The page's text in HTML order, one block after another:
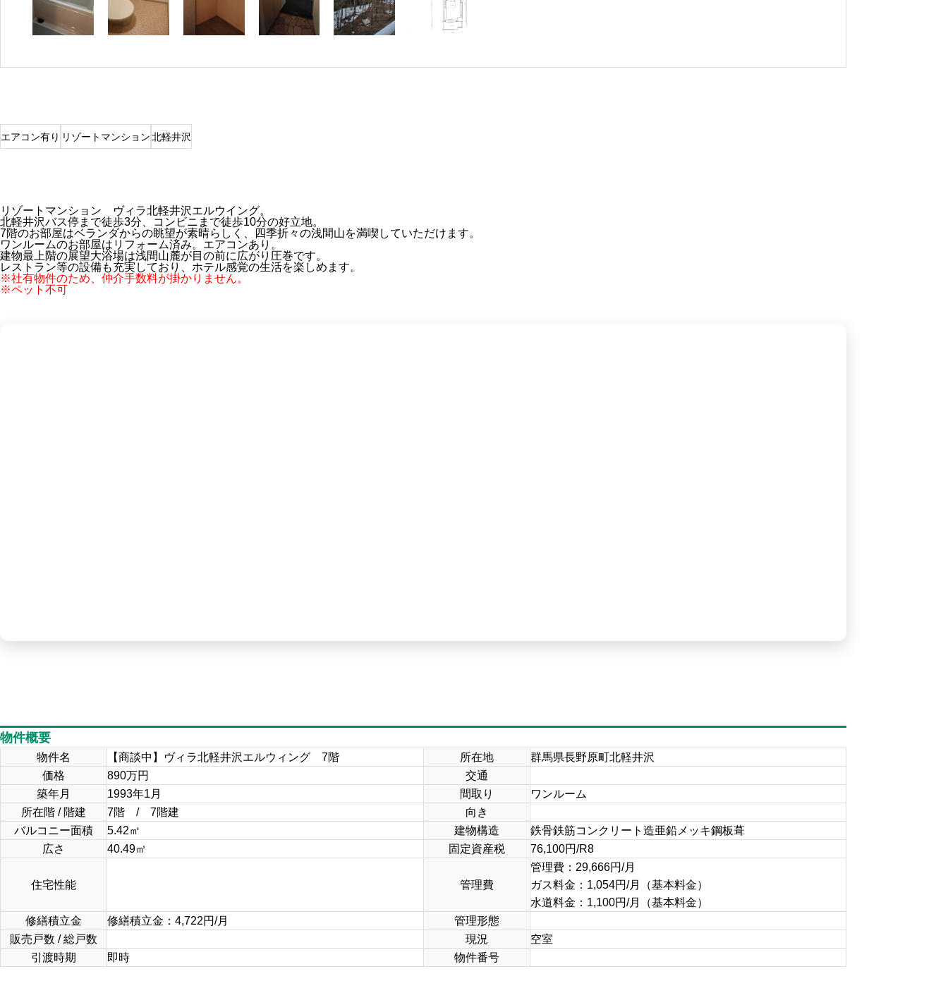
エアコン有り リゾートマンション北軽井沢
リゾートマンション ヴィラ北軽井沢エルウイング。
北軽井沢バス停まで徒歩3分、コンビニまで徒歩10分の好立地。
7階のお部屋はベランダからの眺望が素晴らしく、四季折々の浅間山を満喫していただけます。
ワンルームのお部屋はリフォーム済み。エアコンあり。
建物最上階の展望大浴場は浅間山麓が目の前に広がり圧巻です。
レストラン等の設備も充実しており、ホテル感覚の生活を楽しめます。
※社有物件のため、仲介手数料が掛かりません。
※ペット不可
物件概要
物件名 【商談中】ヴィラ北軽井沢エルウィング 7階 所在地
群馬県長野原町北軽井沢
価格
890万円
交通
築年月
1993年1月 間取り
ワンルーム
所在階 / 階建
7階 / 7階建
向き
バルコニー面積
5.42㎡ 建物構造
鉄骨鉄筋コンクリート造亜鉛メッキ鋼板葺
広さ
40.49㎡ 固定資産税 76,100円/R8
住宅性能 管理費
管理費：29,666円/月
ガス料金：1,054円/月（基本料金）
水道料金：1,100円/月（基本料金）
修繕積立金
修繕積立金：4,722円/月
管理形態
販売戸数 / 総戸数
現況
空室
引渡時期
即時 物件番号